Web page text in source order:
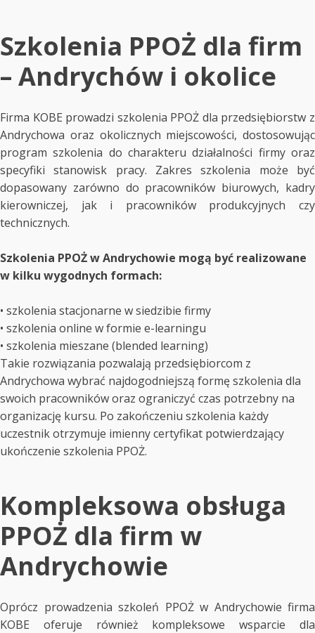
Szkolenia PPOŻ dla firm
– Andrychów i okolice
Firma KOBE prowadzi szkolenia PPOŻ dla przedsiębiorstw z
Andrychowa oraz okolicznych miejscowości, dostosowując
program szkolenia do charakteru działalności firmy oraz
specyfiki stanowisk pracy. Zakres szkolenia może być
dopasowany zarówno do pracowników biurowych, kadry
kierowniczej, jak i pracowników produkcyjnych czy
technicznych.
Szkolenia PPOŻ w Andrychowie mogą być realizowane
w kilku wygodnych formach:
• szkolenia stacjonarne w siedzibie firmy
• szkolenia online w formie e-learningu
• szkolenia mieszane (blended learning)
Takie rozwiązania pozwalają przedsiębiorcom z
Andrychowa wybrać najdogodniejszą formę szkolenia dla
swoich pracowników oraz ograniczyć czas potrzebny na
organizację kursu. Po zakończeniu szkolenia każdy
uczestnik otrzymuje imienny certyfikat potwierdzający
ukończenie szkolenia PPOŻ.
Kompleksowa obsługa
PPOŻ dla firm w
Andrychowie
Oprócz prowadzenia szkoleń PPOŻ w Andrychowie firma
KOBE oferuje również kompleksowe wsparcie dla